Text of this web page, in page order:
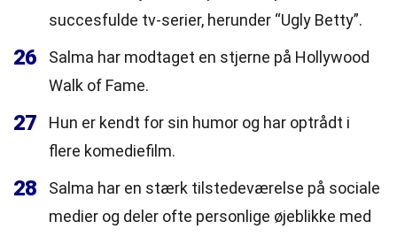
succesfulde tv-serier, herunder “Ugly Betty”.
26
Salma har modtaget en stjerne på Hollywood
Walk of Fame.
27
Hun er kendt for sin humor og har optrådt i
flere komediefilm.
28
Salma har en stærk tilstedeværelse på sociale
medier og deler ofte personlige øjeblikke med